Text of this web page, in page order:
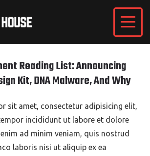
Reading List: Announcing
Kit, DNA Malware, And Why
sit amet, consectetur adipisicing elit,
incididunt ut labore et dolore
ad minim veniam, quis nostrud
laboris nisi ut aliquip ex ea